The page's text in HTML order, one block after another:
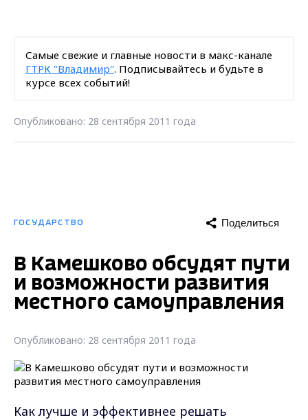
Самые свежие и главные новости в макс-канале
ГТРК "Владимир". Подписывайтесь и будьте в
курсе всех событий!
Опубликовано: 28 сентября 2011 года
ГОСУДАРСТВО Поделиться
В Камешково обсудят пути
и возможности развития
местного самоуправления
Опубликовано: 28 сентября 2011 года
Как лучше и эффективнее решать